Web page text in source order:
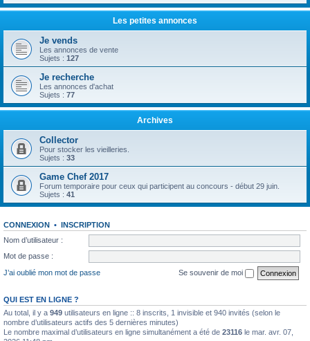
Les petites annonces
Je vends
Les annonces de vente
Sujets : 127
Je recherche
Les annonces d'achat
Sujets : 77
Archives
Collector
Pour stocker les vieilleries.
Sujets : 33
Game Chef 2017
Forum temporaire pour ceux qui participent au concours - début 29 juin.
Sujets : 41
CONNEXION • INSCRIPTION
Nom d’utilisateur :
Mot de passe :
J’ai oublié mon mot de passe
Se souvenir de moi
QUI EST EN LIGNE ?
Au total, il y a 949 utilisateurs en ligne :: 8 inscrits, 1 invisible et 940 invités (selon le
nombre d’utilisateurs actifs des 5 dernières minutes)
Le nombre maximal d’utilisateurs en ligne simultanément a été de 23116 le mar. avr. 07,